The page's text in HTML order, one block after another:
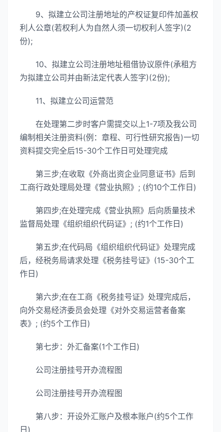
9、拟建立公司注册地址的产权证复印件加盖权
利人公章(若权利人为自然人须一切权利人签字)(2
份);
10、拟建立公司注册地址租借协议原件(承租方
为拟建立公司并由新法定代表人签字)(2份);
11、拟建立公司运营范
在处理第二步时客户需提交以上1-7项及我公司
编制相关注册资料(例：章程、可行性研究报告)一切
资料提交完全后15-30个工作日可处理完成
第三步;在收取《外商出资企业同意证书》后到
工商行政处理局处理《营业执照》; (约10个工作日)
第四步;在处理完成《营业执照》后向质量技术
监督局处理《组织组织代码证》; (约1个工作日)
第五步;在代码局《组织组织代码证》处理完成
后，经税务局请求处理《税务挂号证》(15-30个工
作日)
第六步;在在工商《税务挂号证》处理完成后，
向外交易经济委员会处理《对外交易运营者备案
表》; (约5个工作日)
第七步：外汇备案(1个工作日)
公司注册挂号开办流程图
公司注册挂号开办流程图
第八步：开设外汇账户及根本账户(约5个工作
日)